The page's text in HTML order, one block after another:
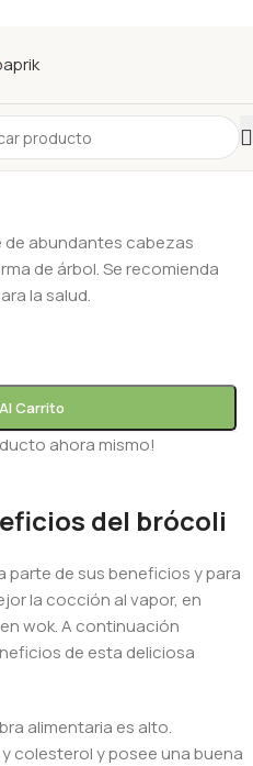
de abundantes cabezas
de árbol. Se recomienda
la salud.
Carrito
ahora mismo!
del brócoli
parte de sus beneficios y para
la cocción al vapor, en
wok. A continuación
de esta deliciosa
alimentaria es alto.
colesterol y posee una buena